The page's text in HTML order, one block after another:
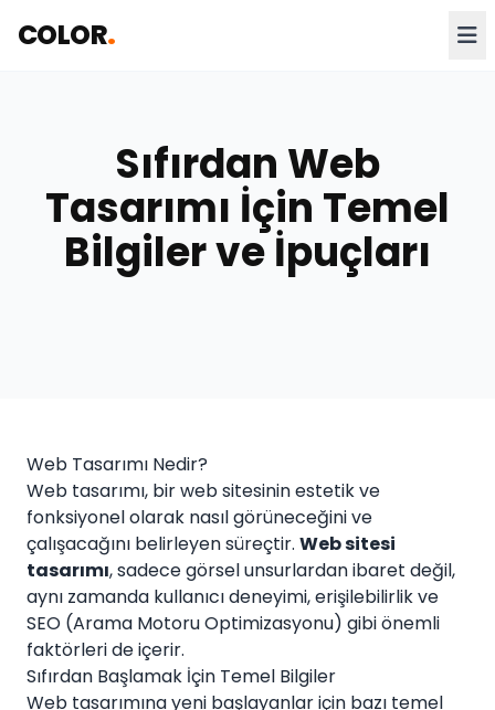
COLOR.
Sıfırdan Web
Tasarımı İçin Temel
Bilgiler ve İpuçları
Web Tasarımı Nedir?
Web tasarımı, bir web sitesinin estetik ve
fonksiyonel olarak nasıl görüneceğini ve
çalışacağını belirleyen süreçtir. Web sitesi
tasarımı, sadece görsel unsurlardan ibaret değil,
aynı zamanda kullanıcı deneyimi, erişilebilirlik ve
SEO (Arama Motoru Optimizasyonu) gibi önemli
faktörleri de içerir.
Sıfırdan Başlamak İçin Temel Bilgiler
Web tasarımına yeni başlayanlar için bazı temel